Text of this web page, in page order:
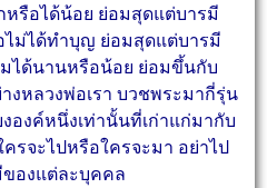
หรือได้น้อย ย่อมสุดแต่บารมี
ม่ได้ทำบุญ ย่อมสุดแต่บารมี
ได้นานหรือน้อย ย่อมขึ้นกับ
งหลวงพ่อเรา บวชพระมากี่รุ่น
องค์หนึ่งเท่านั้นที่เก่าแก่มากับ
รจะไปหรือใครจะมา อย่าไป
องแต่ละบุคคล